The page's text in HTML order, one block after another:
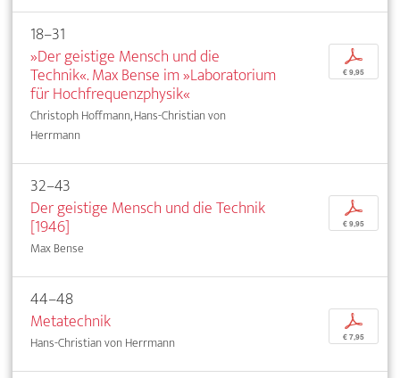
18–31
»Der geistige Mensch und die
Technik«. Max Bense im »Laboratorium
für Hochfrequenzphysik«
Christoph Hoffmann, Hans-Christian von
Herrmann
p
€ 9,95
32–43
Der geistige Mensch und die Technik
[1946]
Max Bense
p
€ 9,95
44–48
Metatechnik
Hans-Christian von Herrmann
p
€ 7,95